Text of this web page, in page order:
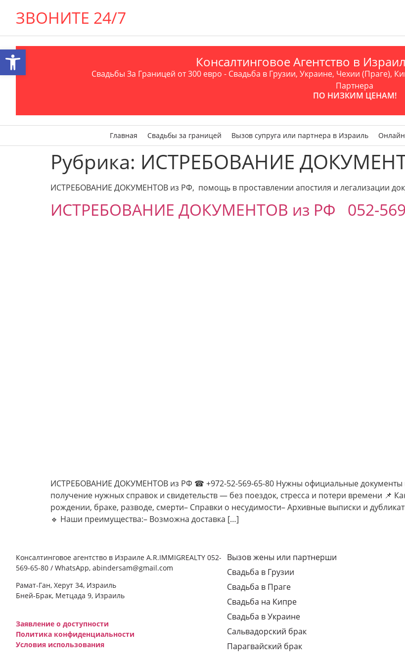
ЗВОНИТЕ 24/7
Консалтинговое Агентство в
Свадьбы За Границей от 300 евро - Свадьба в Грузии, Украине, Чехии (Праге),
Партнера
ПО НИЗКИМ ЦЕНАМ!
Главная Свадьбы за границей Вызов супруга или партнера в Израиль
Рубрика: ИСТРЕБОВАНИЕ
ИСТРЕБОВАНИЕ ДОКУМЕНТОВ из РФ, помощь в проставлении апостиля и легализации
ИСТРЕБОВАНИЕ ДОКУМЕНТОВ из РФ 052-
ИСТРЕБОВАНИЕ ДОКУМЕНТОВ из РФ ☎ +972-52-569-65-80 Нужны официальные документы
получение нужных справок и свидетельств — без поездок, стресса и потери времени 📌
рождении, браке, разводе, смерти– Справки о несудимости– Архивные выписки и
🔹 Наши преимущества:– Возможна доставка […]
Консалтинговое агентство в Израиле A.R.IMMIGREALTY 052-
569-65-80 / WhatsApp, abindersam@gmail.com
Рамат-Ган, Херут 34, Израиль
Бней-Брак, Метцада 9, Израиль
Заявление о доступности
Политика конфиденциальности
Условия использования
Вызов жены или партнерши
Свадьба в Грузии
Свадьба в Праге
Свадьба на Кипре
Свадьба в Украине
Сальвадорский брак
Парагвайский брак
Открыть панель инструментов